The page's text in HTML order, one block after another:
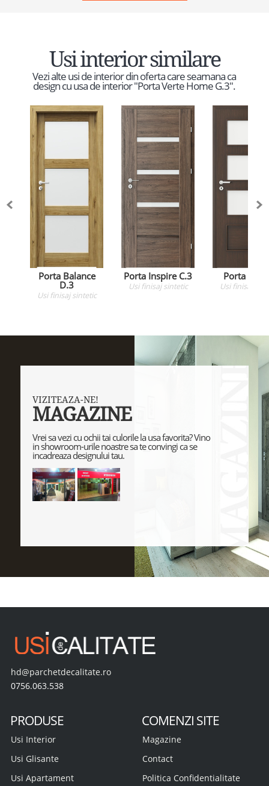
Usi interior similare
Vezi alte usi de interior din oferta care seamana ca
design cu usa de interior "Porta Verte Home G.3".
Porta Balance
D.3
Usifinisaj sintetic
Porta Inspire C.3
Usifinisaj sintetic
Porta Fit
Usifinisaj
VIZITEAZA-NE!
MAGAZINE
Vrei sa vezi cu ochii tai culorile la usa favorita? Vino
in showroom-urile noastre sa te convingi ca se
incadreaza designului tau.
hd@parchetdecalitate.ro
0756.063.538
PRODUSE
Usi Interior
Usi Glisante
Usi Apartament
COMENZI SITE
Magazine
Contact
Politica Confidentialitate